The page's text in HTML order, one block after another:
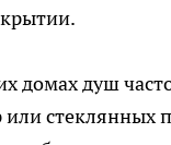
домах душ
стеклянных